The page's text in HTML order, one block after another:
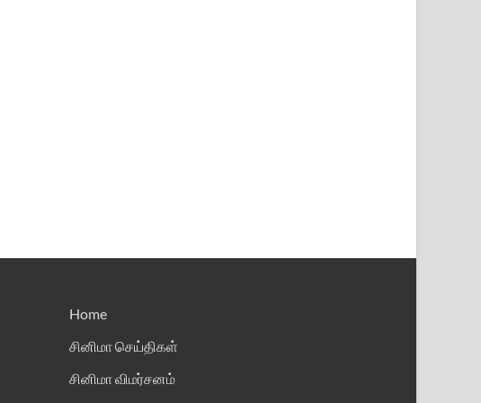
Home
சினிமா செய்திகள்
சினிமா விமர்சனம்